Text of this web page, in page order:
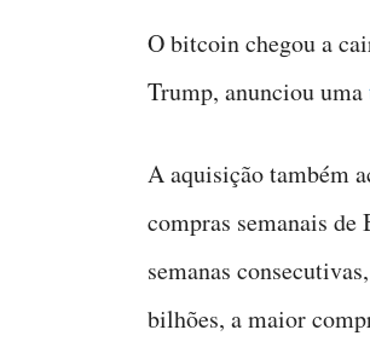
O bitcoin chegou a
Trump, anunciou uma
A aquisição também
compras semanais
semanas
bilhões, a maior